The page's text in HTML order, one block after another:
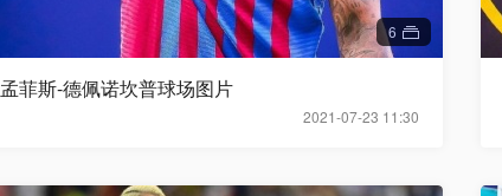
6
2021-07-23 11:30
孟菲斯-德佩诺坎普球场图片